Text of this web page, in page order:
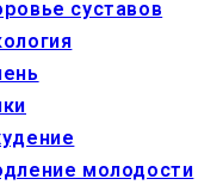
суставов
молодости